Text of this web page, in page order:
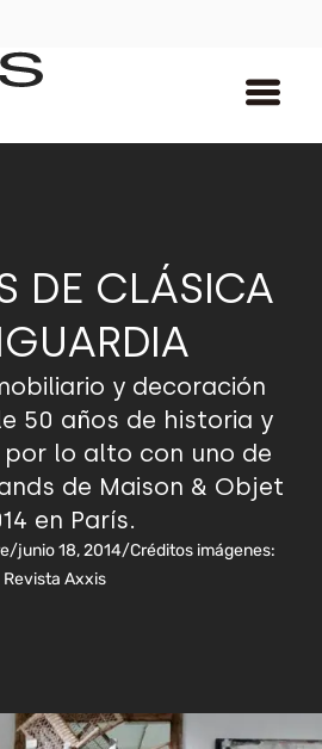
DE CLÁSICA
y decoración
50 años de historia y
lo alto con uno de
de Maison & Objet
en París.
/junio 18, 2014/Créditos imágenes:
Revista Axxis